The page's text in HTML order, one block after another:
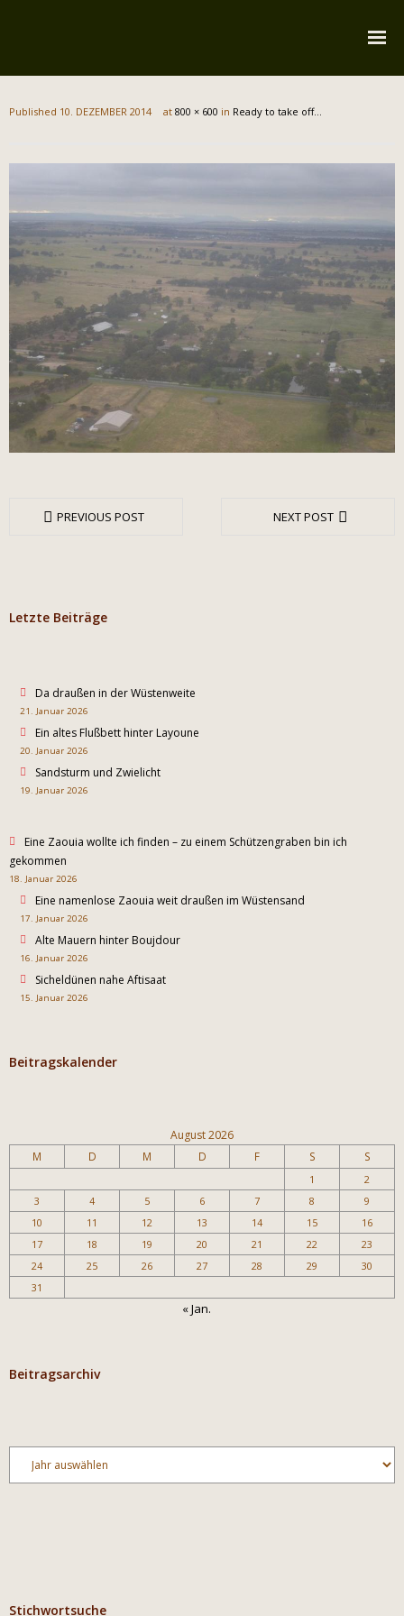
Widmung
Kontakt
Impressum
Datenschutz
Published 10. DEZEMBER 2014 at 800 × 600 in Ready to take off…
PREVIOUS POST NEXT POST
Letzte Beiträge
Da draußen in der Wüstenweite
21. Januar 2026
Ein altes Flußbett hinter Layoune
20. Januar 2026
Sandsturm und Zwielicht
19. Januar 2026
Eine Zaouia wollte ich finden – zu einem Schützengraben bin ich
gekommen
18. Januar 2026
Eine namenlose Zaouia weit draußen im Wüstensand
17. Januar 2026
Alte Mauern hinter Boujdour
16. Januar 2026
Sicheldünen nahe Aftisaat
15. Januar 2026
Beitragskalender
August 2026
M D M D F S S
1
2
3
4 5 6 7 8
9
10
11 12 13 14 15
16
17
18 19 20 21 22
23
24
25 26 27 28 29
30
31
« Jan.
Beitragsarchiv
Archiv
Stichwortsuche